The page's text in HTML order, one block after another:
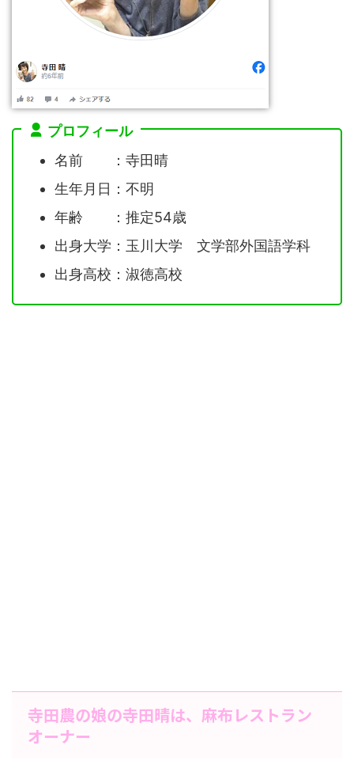
プロフィール
名前 ：寺田晴
生年月日：不明
年齢 ：推定54歳
出身大学：玉川大学 文学部外国語学科
出身高校：淑徳高校
寺田農の娘の寺田晴は、麻布レストラン
オーナー